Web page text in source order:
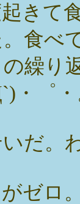
きて
食べ
繰り
・゜
だ。
ゼロ